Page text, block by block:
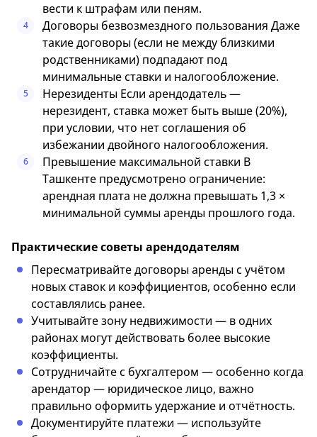
вести к штрафам или пеням.
4
Договоры безвозмездного пользования Даже
такие договоры (если не между близкими
родственниками) подпадают под
минимальные ставки и налогообложение.
5
Нерезиденты Если арендодатель —
нерезидент, ставка может быть выше (20%),
при условии, что нет соглашения об
избежании двойного налогообложения.
6
Превышение максимальной ставки В
Ташкенте предусмотрено ограничение:
арендная плата не должна превышать 1,3 ×
минимальной суммы аренды прошлого года.
Практические советы арендодателям
Пересматривайте договоры аренды с учётом
новых ставок и коэффициентов, особенно если
составлялись ранее.
Учитывайте зону недвижимости — в одних
районах могут действовать более высокие
коэффициенты.
Сотрудничайте с бухгалтером — особенно когда
арендатор — юридическое лицо, важно
правильно оформить удержание и отчётность.
Документируйте платежи — используйте